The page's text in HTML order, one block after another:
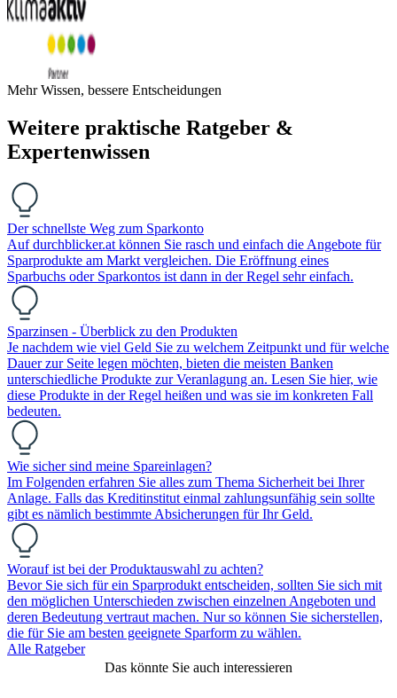
Mehr Wissen, bessere Entscheidungen
Weitere praktische Ratgeber &
Expertenwissen
Der schnellste Weg zum Sparkonto
Auf durchblicker.at können Sie rasch und einfach die Angebote für
Sparprodukte am Markt vergleichen. Die Eröffnung eines
Sparbuchs oder Sparkontos ist dann in der Regel sehr einfach.
Sparzinsen - Überblick zu den Produkten
Je nachdem wie viel Geld Sie zu welchem Zeitpunkt und für welche
Dauer zur Seite legen möchten, bieten die meisten Banken
unterschiedliche Produkte zur Veranlagung an. Lesen Sie hier, wie
diese Produkte in der Regel heißen und was sie im konkreten Fall
bedeuten.
Wie sicher sind meine Spareinlagen?
Im Folgenden erfahren Sie alles zum Thema Sicherheit bei Ihrer
Anlage. Falls das Kreditinstitut einmal zahlungsunfähig sein sollte
gibt es nämlich bestimmte Absicherungen für Ihr Geld.
Worauf ist bei der Produktauswahl zu achten?
Bevor Sie sich für ein Sparprodukt entscheiden, sollten Sie sich mit
den möglichen Unterschieden zwischen einzelnen Angeboten und
deren Bedeutung vertraut machen. Nur so können Sie sicherstellen,
die für Sie am besten geeignete Sparform zu wählen.
Alle Ratgeber
Das könnte Sie auch interessieren